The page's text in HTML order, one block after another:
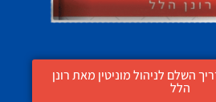
השלם לניהול מוניטין מאת רונן
הלל